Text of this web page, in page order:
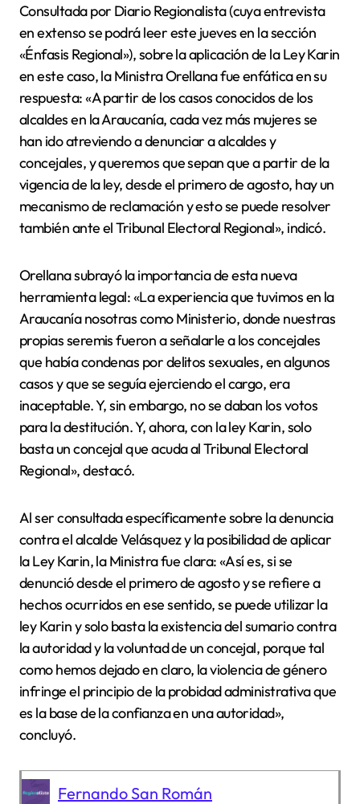
Consultada por Diario Regionalista (cuya entrevista
en extenso se podrá leer este jueves en la sección
«Énfasis Regional»), sobre la aplicación de la Ley Karin
en este caso, la Ministra Orellana fue enfática en su
respuesta: «A partir de los casos conocidos de los
alcaldes en la Araucanía, cada vez más mujeres se
han ido atreviendo a denunciar a alcaldes y
concejales, y queremos que sepan que a partir de la
vigencia de la ley, desde el primero de agosto, hay un
mecanismo de reclamación y esto se puede resolver
también ante el Tribunal Electoral Regional», indicó.
Orellana subrayó la importancia de esta nueva
herramienta legal: «La experiencia que tuvimos en la
Araucanía nosotras como Ministerio, donde nuestras
propias seremis fueron a señalarle a los concejales
que había condenas por delitos sexuales, en algunos
casos y que se seguía ejerciendo el cargo, era
inaceptable. Y, sin embargo, no se daban los votos
para la destitución. Y, ahora, con la ley Karin, solo
basta un concejal que acuda al Tribunal Electoral
Regional», destacó.
Al ser consultada específicamente sobre la denuncia
contra el alcalde Velásquez y la posibilidad de aplicar
la Ley Karin, la Ministra fue clara: «Así es, si se
denunció desde el primero de agosto y se refiere a
hechos ocurridos en ese sentido, se puede utilizar la
ley Karin y solo basta la existencia del sumario contra
la autoridad y la voluntad de un concejal, porque tal
como hemos dejado en claro, la violencia de género
infringe el principio de la probidad administrativa que
es la base de la confianza en una autoridad»,
concluyó.
Fernando San Román